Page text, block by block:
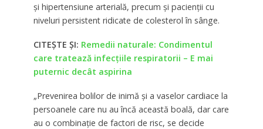
și hipertensiune arterială, precum și pacienții cu
niveluri persistent ridicate de colesterol în sânge.
CITEȘTE ȘI: Remedii naturale: Condimentul
care tratează infecțiile respiratorii – E mai
puternic decât aspirina
„Prevenirea bolilor de inimă și a vaselor cardiace la
persoanele care nu au încă această boală, dar care
au o combinație de factori de risc, se decide